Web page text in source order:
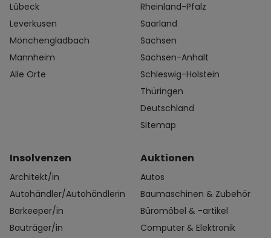
Lübeck
Leverkusen
Mönchengladbach
Mannheim
Alle Orte
Rheinland-Pfalz
Saarland
Sachsen
Sachsen-Anhalt
Schleswig-Holstein
Thüringen
Deutschland
Sitemap
Insolvenzen
Architekt/in
Autohändler/Autohändlerin
Barkeeper/in
Bauträger/in
Auktionen
Autos
Baumaschinen & Zubehör
Büromöbel & -artikel
Computer & Elektronik